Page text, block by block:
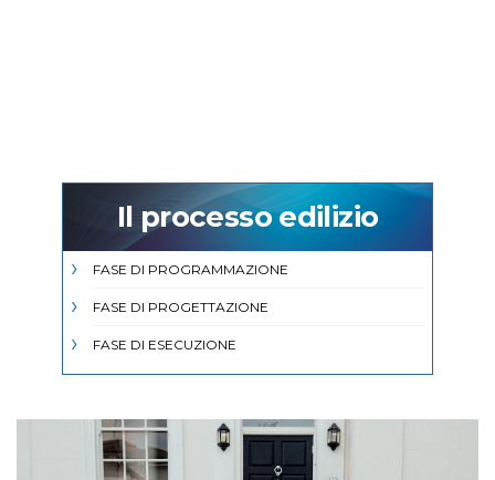
Il processo edilizio
FASE DI PROGRAMMAZIONE
FASE DI PROGETTAZIONE
FASE DI ESECUZIONE